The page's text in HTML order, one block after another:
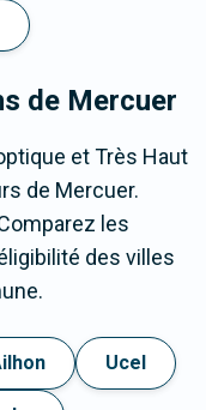
de Mercuer
et Très Haut
de Mercuer.
les
des villes
Ucel